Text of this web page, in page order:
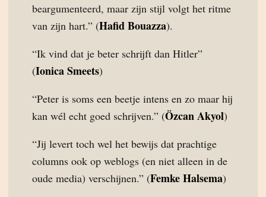
beargumenteerd, maar zijn stijl volgt het ritme
van zijn hart.” (Hafid Bouazza).
“Ik vind dat je beter schrijft dan Hitler”
(Ionica Smeets)
“Peter is soms een beetje intens en zo maar hij
kan wél echt goed schrijven.” (Özcan Akyol)
“Jij levert toch wel het bewijs dat prachtige
columns ook op weblogs (en niet alleen in de
oude media) verschijnen.” (Femke Halsema)